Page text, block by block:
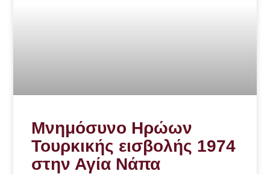
Μνημόσυνο Ηρώων
Τουρκικής εισβολής 1974
στην Αγία Νάπα